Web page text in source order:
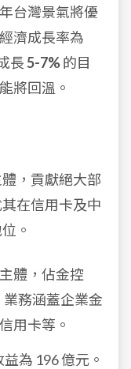
台灣景氣將優
濟成長率為
長5-7%的目
將回溫。
，貢獻絕大部
在信用卡及中
。
體，佔金控
業務涵蓋企業金
用卡等。
為 196 億元。